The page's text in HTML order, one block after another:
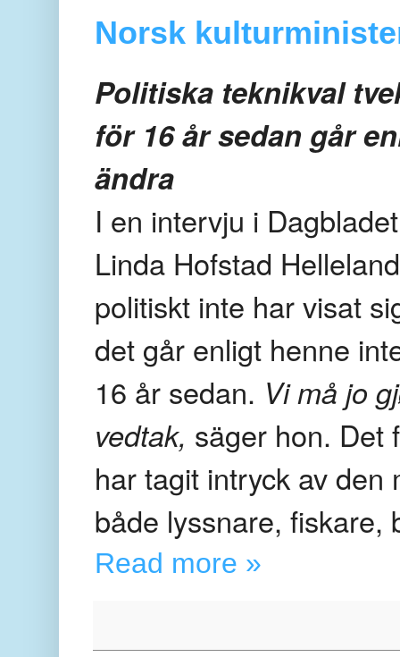
Norsk
Politiska teknikval
för 16 år sedan går
ändra
I en intervju i
Linda Hofstad
politiskt inte har visat
det går enligt henne
16 år sedan. Vi må jo
vedtak, säger hon. Det
har tagit intryck av den
både lyssnare, fiskare,
Read more »